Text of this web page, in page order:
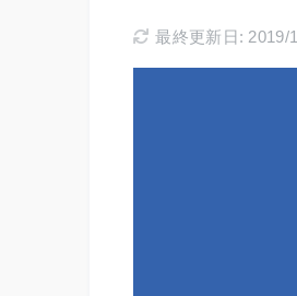
最終更新日: 2019/